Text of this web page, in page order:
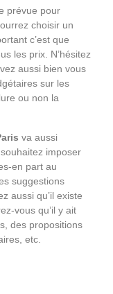
prévue pour
choisir un
c’est que
les prix. N’hésitez
aussi bien vous
sur les
ou non la
va aussi
imposer
en part au
suggestions
aussi qu’il existe
vous qu’il y ait
des propositions
etc.